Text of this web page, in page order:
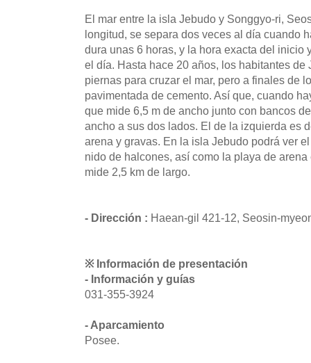
El mar entre la isla Jebudo y Songgyo-ri,
longitud, se separa dos veces al día cuando
dura unas 6 horas, y la hora exacta del inicio
el día. Hasta hace 20 años, los habitantes
piernas para cruzar el mar, pero a finales de
pavimentada de cemento. Así que, cuando
que mide 6,5 m de ancho junto con bancos
ancho a sus dos lados. El de la izquierda es
arena y gravas. En la isla Jebudo podrá ver
nido de halcones, así como la playa de
mide 2,5 km de largo.
- Dirección : Haean-gil 421-12, Seosin-
※ Información de presentación
- Información y guías
031-355-3924
- Aparcamiento
Posee.